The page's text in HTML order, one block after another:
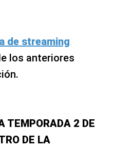
de streaming
los anteriores
TEMPORADA 2 DE
DE LA